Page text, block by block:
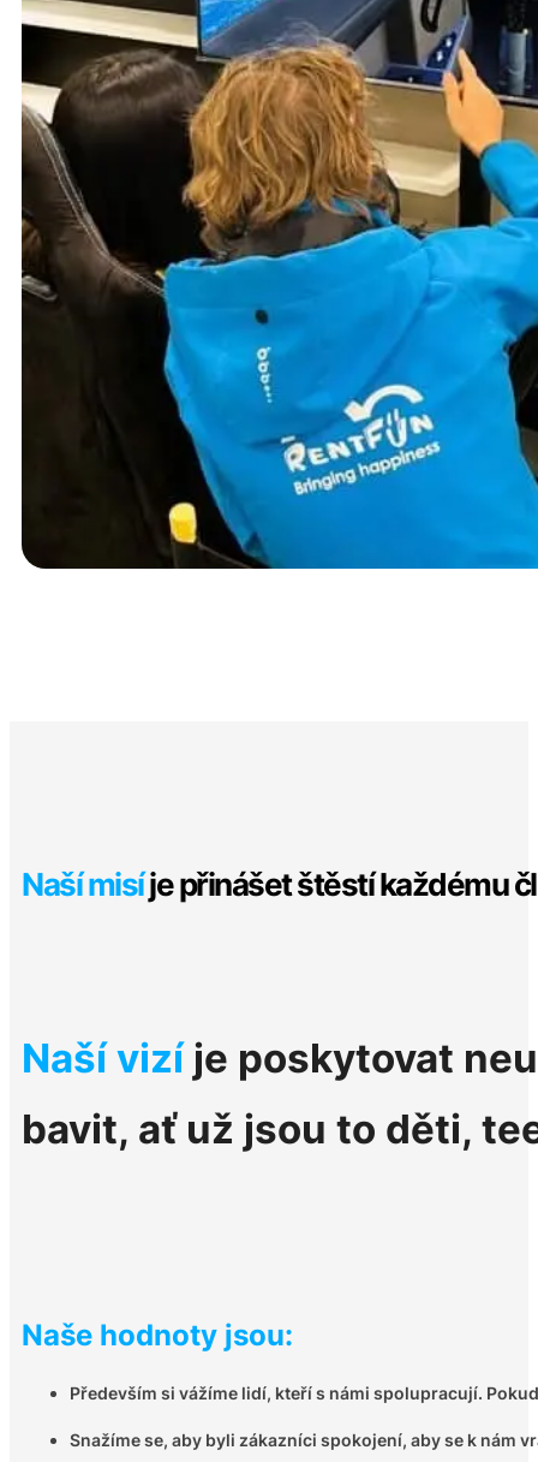
Naší misíje přinášet štěstí každému
Naší vizí je poskytovat
bavit, ať už jsou to děti,
Naše hodnoty jsou:
Především si vážíme lidí, kteří s námi spolupracují.
Snažíme se, aby byli zákazníci spokojení, aby se k nám